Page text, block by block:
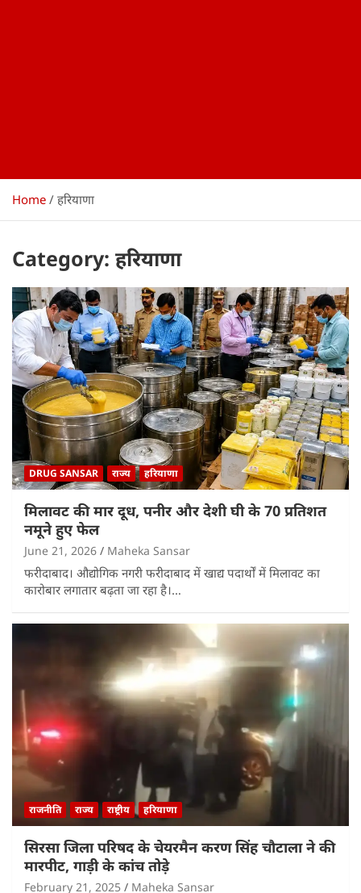
Home हरियाणा
Category: हरियाणा
DRUG SANSAR राज्य हरियाणा
मिलावट की मार दूध, पनीर और देशी घी के 70 प्रतिशत
नमूने हुए फेल
June 21, 2026 Maheka Sansar
फरीदाबाद। औद्योगिक नगरी फरीदाबाद में खाद्य पदार्थों में मिलावट का
कारोबार लगातार बढ़ता जा रहा है।…
राजनीति राज्य राष्ट्रीय हरियाणा
सिरसा जिला परिषद के चेयरमैन करण सिंह चौटाला ने की
मारपीट, गाड़ी के कांच तोड़े
February 21, 2025 Maheka Sansar